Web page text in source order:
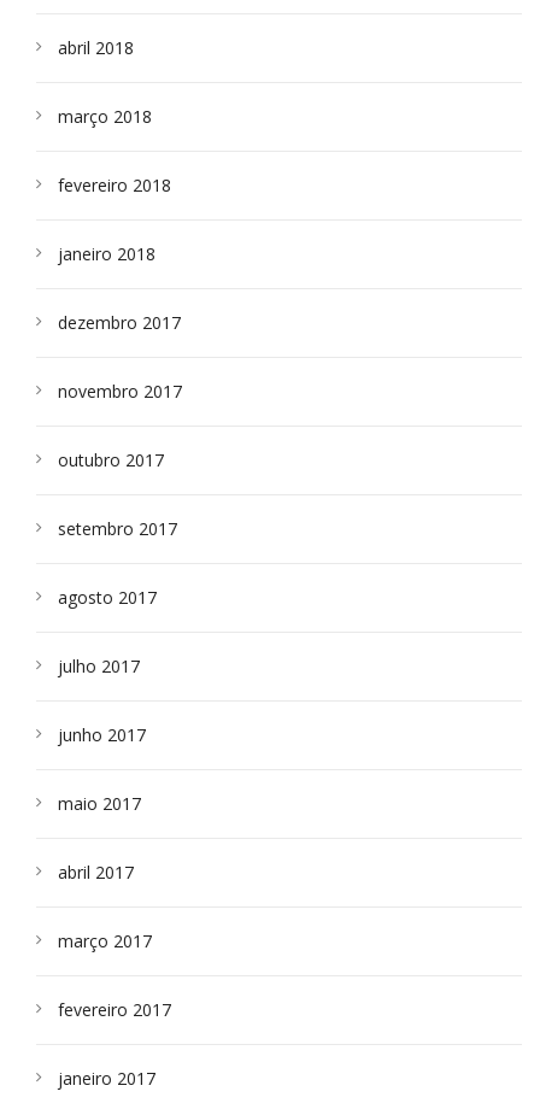
abril 2018
março 2018
fevereiro 2018
janeiro 2018
dezembro 2017
novembro 2017
outubro 2017
setembro 2017
agosto 2017
julho 2017
junho 2017
maio 2017
abril 2017
março 2017
fevereiro 2017
janeiro 2017